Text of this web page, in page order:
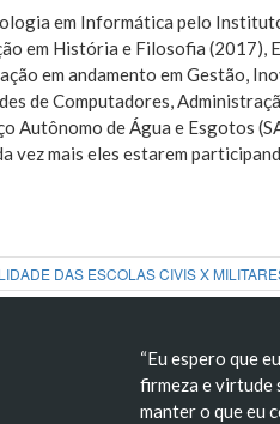
em Informática pelo
em História e Filosofia (2017),
em andamento em Gestão,
de Computadores,
Autônomo de Água e Esgotos
vez mais eles estarem
DAS ESCOLAS CIVIS X
“Eu espero que
firmeza e virtude
manter o que eu